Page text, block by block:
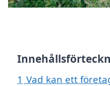
1 Vad kan ett